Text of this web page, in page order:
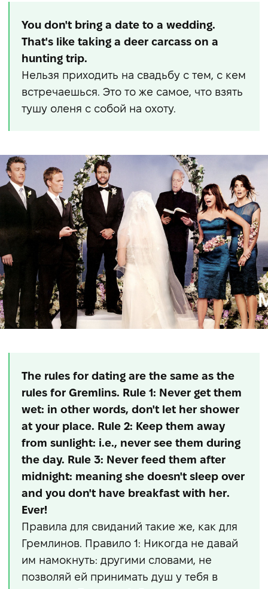
You don't bring a date to a wedding.
That's like taking a deer carcass on a
hunting trip.
Нельзя приходить на свадьбу с тем, с кем
встречаешься. Это то же самое, что взять
тушу оленя с собой на охоту.
The rules for dating are the same as the
rules for Gremlins. Rule 1: Never get them
wet: in other words, don't let her shower
at your place. Rule 2: Keep them away
from sunlight: i.e., never see them during
the day. Rule 3: Never feed them after
midnight: meaning she doesn't sleep over
and you don't have breakfast with her.
Ever!
Правила для свиданий такие же, как для
Гремлинов. Правило 1: Никогда не давай
им намокнуть: другими словами, не
позволяй ей принимать душ у тебя в